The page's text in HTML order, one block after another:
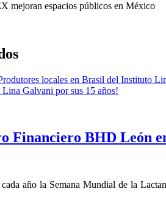
mejoran espacios públicos en México
locales en Brasil del Instituto
Galvani por sus 15 años!
Financiero BHD León
año la Semana Mundial de la